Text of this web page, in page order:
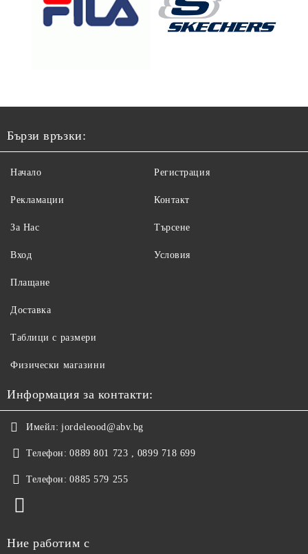
Бързи връзки:
Начало
Рекламации
За Нас
Вход
Регистрация
Контакт
Търсене
Условия
Плащане
Доставка
Таблици с размери
Физически магазини
Информация за контакти:
Имейл: jordeleood@abv.bg
Телефон: 0889 801 723 , 0899 718 699
Телефон: 0885 579 255
Ние работим с